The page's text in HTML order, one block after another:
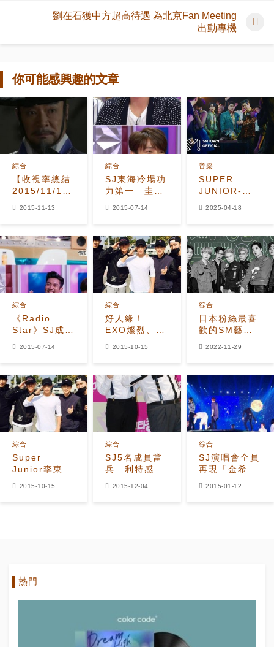
劉在石獲中方超高待遇 為北京Fan Meeting
出動專機
你可能感興趣的文章
【收視率總結:
2015/11/12(四)】
當上水木劇冠
軍
綜合
2015-11-13
SJ東海冷場功
力第一 圭賢
綜合
2015-07-14
SUPER
JUNIOR-
PON」官方
MV
音樂
2025-04-18
《Radio
Star》SJ成員
開
綜合
2015-07-14
好人緣！
EXO燦烈、世
綜合
2015-10-15
日本粉絲最喜
歡的SM藝人
NCT第3
綜合
2022-11-29
Super
Junior李東海
綜合
2015-10-15
SJ5名成員當
兵 利特感慨
綜合
2015-12-04
SJ演唱會全員
再現「金希澈
綜合
2015-01-12
熱門